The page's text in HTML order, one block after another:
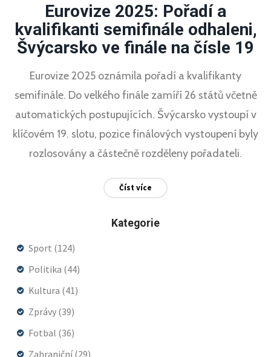
Eurovize 2025: Pořadí a
kvalifikanti semifinále odhaleni,
Švýcarsko ve finále na čísle 19
Eurovize 2025 oznámila pořadí a kvalifikanty
semifinále. Do velkého finále zamíří 26 států včetně
automatických postupujících. Švýcarsko vystoupí v
klíčovém 19. slotu, pozice finálových vystoupení byly
rozlosovány a částečně rozděleny pořadateli.
Číst více
Kategorie
Sport (124)
Politika (44)
Kultura (41)
Zprávy (39)
Fotbal (36)
Zahraniční(29)